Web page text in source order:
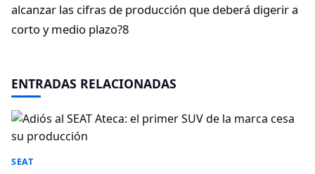
alcanzar las cifras de producción que deberá digerir a
corto y medio plazo?8
ENTRADAS RELACIONADAS
SEAT